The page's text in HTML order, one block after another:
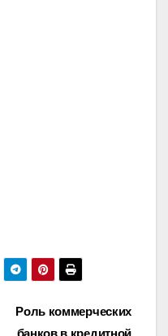
Роль коммерческих
банков в кредитной